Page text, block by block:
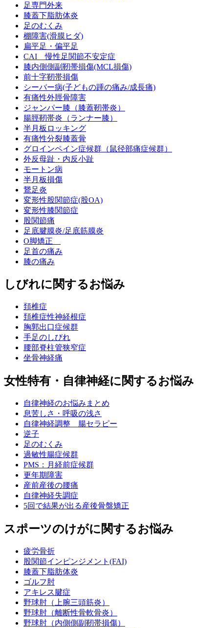
足専門外来
膝蓋下脂肪体炎
足のむくみ
棚障害(滑膜ヒダ)
扁平足・偏平足
CAI 慢性足関節不安定症
膝内側側副靭帯損傷(MCL損傷)
前十字靭帯損傷
シーバー病(子どもの踵の痛み/成長痛)
有痛性外脛骨障害
ジャンパー膝（膝蓋靭帯炎）
腸脛靭帯炎（ランナー膝）
半月板ロッキング
有痛性分裂膝蓋骨
グロインペイン症候群（鼠径部痛症候群）
外反母趾・内反小趾
モートン病
半月板損傷
鵞足炎
変形性股関節症(股OA)
変形性膝関節症
股関節痛
足底腱膜炎/足底筋膜炎
О脚矯正
足首の痛み
膝の痛み
しびれに関するお悩み
頚椎症
頚椎症性神経根症
胸郭出口症候群
手足のしびれ
腰部脊柱管狭窄症
坐骨神経痛
女性特有・自律神経に関するお悩み
自律神経のお悩みまとめ
息苦しさ・呼吸の浅さ
自律神経調整 腸セラピー
逆子
足のむくみ
過敏性腸症候群
PMS：月経前症候群
更年期障害
産前産後の腰痛
自律神経失調症
5回で結果が出る産後骨盤矯正
スポーツのけがに関するお悩み
疲労骨折
股関節インピンジメント(FAI)
膝蓋下脂肪体炎
ゴルフ肘
アキレス腱症
野球肘（上腕三頭筋炎）
野球肘（離断性骨軟骨炎）
野球肘（内側側副靭帯損傷）